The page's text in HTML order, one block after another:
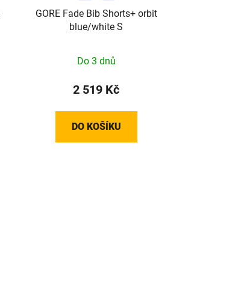
GORE Fade Bib Shorts+ orbit
blue/white S
Do 3 dnů
2 519 Kč
DO KOŠÍKU